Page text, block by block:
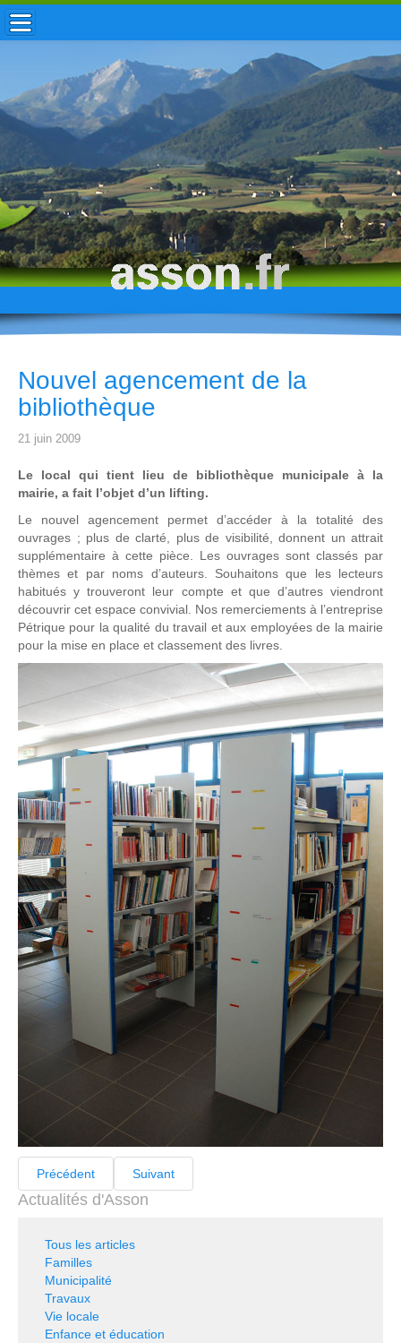
ACCUEIL / INFOS
MUNICIPALITÉ
VIE LOCALE
ENFANCE
TOURISME
HISTOIRE
Nouvel agencement de la
bibliothèque
21 juin 2009
Le local qui tient lieu de bibliothèque municipale à la
mairie, a fait l’objet d’un lifting.
Le nouvel agencement permet d’accéder à la totalité des
ouvrages ; plus de clarté, plus de visibilité, donnent un attrait
supplémentaire à cette pièce. Les ouvrages sont classés par
thèmes et par noms d’auteurs. Souhaitons que les lecteurs
habitués y trouveront leur compte et que d’autres viendront
découvrir cet espace convivial. Nos remerciements à l’entreprise
Pétrique pour la qualité du travail et aux employées de la mairie
pour la mise en place et classement des livres.
Précédent Suivant
Actualités d'Asson
Tous les articles
Familles
Municipalité
Travaux
Vie locale
Enfance et éducation